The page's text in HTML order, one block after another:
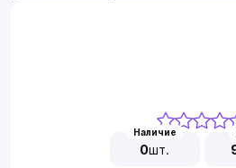
Наличие
0шт.